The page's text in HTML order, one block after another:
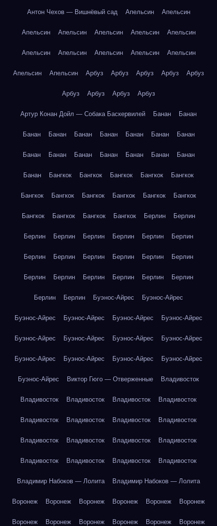
Антон Чехов — Вишнёвый сад Апельсин Апельсин
Апельсин Апельсин Апельсин Апельсин Апельсин
Апельсин Апельсин Апельсин Апельсин Апельсин
Апельсин Апельсин Арбуз Арбуз Арбуз Арбуз Арбуз
Арбуз Арбуз Арбуз Арбуз
Артур Конан Дойл — Собака Баскервилей Банан Банан
Банан Банан Банан Банан Банан Банан Банан
Банан Банан Банан Банан Банан Банан Банан
Банан Бангкок Бангкок Бангкок Бангкок Бангкок
Бангкок Бангкок Бангкок Бангкок Бангкок Бангкок
Бангкок Бангкок Бангкок Бангкок Берлин Берлин
Берлин Берлин Берлин Берлин Берлин Берлин
Берлин Берлин Берлин Берлин Берлин Берлин
Берлин Берлин Берлин Берлин Берлин Берлин
Берлин Берлин Буэнос-Айрес Буэнос-Айрес
Буэнос-Айрес Буэнос-Айрес Буэнос-Айрес Буэнос-Айрес
Буэнос-Айрес Буэнос-Айрес Буэнос-Айрес Буэнос-Айрес
Буэнос-Айрес Буэнос-Айрес Буэнос-Айрес Буэнос-Айрес
Буэнос-Айрес Виктор Гюго — Отверженные Владивосток
Владивосток Владивосток Владивосток Владивосток
Владивосток Владивосток Владивосток Владивосток
Владивосток Владивосток Владивосток Владивосток
Владивосток Владивосток Владивосток Владивосток
Владимир Набоков — Лолита Владимир Набоков — Лолита
Воронеж Воронеж Воронеж Воронеж Воронеж Воронеж
Воронеж Воронеж Воронеж Воронеж Воронеж Воронеж